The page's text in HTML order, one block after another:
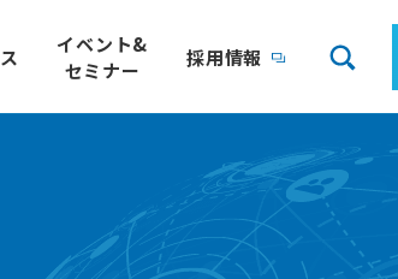
製造ライン、装置ごとの電力量を24時間監視
電力の見える化パッケージ
企業理念
企業ビジョン
成長し続ける日新システムズ
イベント&
セミナー
採用情報